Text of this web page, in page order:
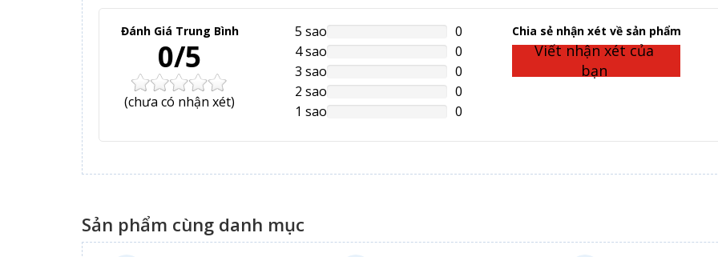
Đánh Giá Trung Bình
0/5
(chưa có nhận xét)
5 saoNAN%
Complete
0
4 saoNAN%
Complete
0
3 saoNAN%
Complete
0
2 saoNAN%
Complete
0
1 saoNAN%
0
Chia sẻ nhận xét về sản phẩm
Viết nhận xét của
bạn
Sản phẩm cùng danh mục